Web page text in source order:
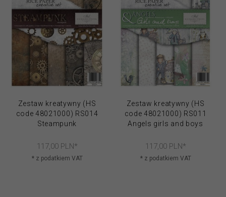
Zestaw kreatywny (HS
code 48021000) RS014
Steampunk
117, 00 PLN*
* z podatkiem VAT
Zestaw kreatywny (HS
code 48021000) RS011
Angels girls and boys
117, 00 PLN*
* z podatkiem VAT